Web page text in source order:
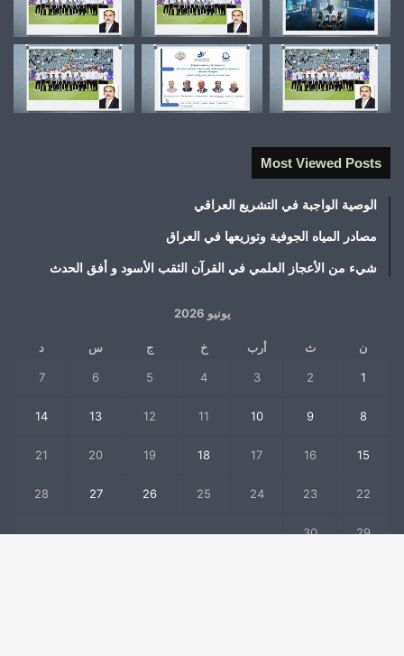
Most Viewed Posts
الوصية الواجبة في التشريع العراقي
مصادر المياه الجوفية وتوزيعها في العراق
شيء من الأعجاز العلمي في القرآن الثقب الأسود و أفق الحدث
يونيو 2026
ن ث أرب خ ج س د
1
2
3
4
5
6
7
8
9
10
11
12
13
14
15
16
17
18
19
20
21
22
23
24
25
26
27
28
29
30